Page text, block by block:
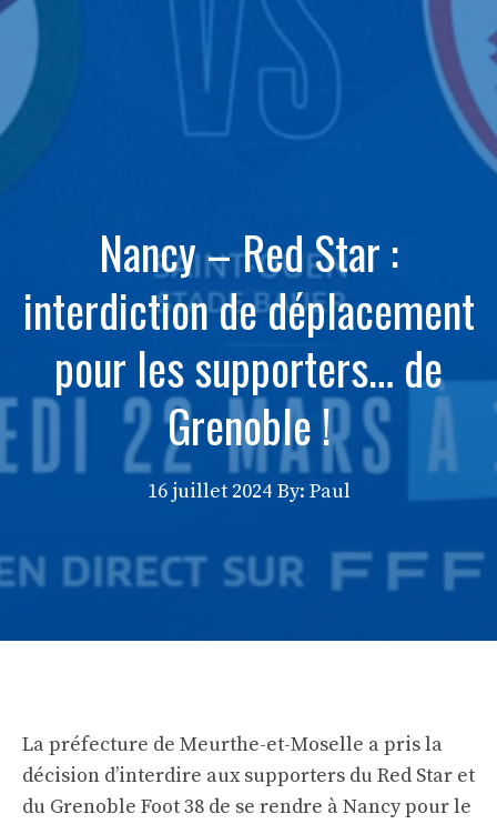
Nancy – Red Star :
interdiction de déplacement
pour les supporters… de
Grenoble !
16 juillet 2024 By: Paul
La préfecture de Meurthe-et-Moselle a pris la
décision d’interdire aux supporters du Red Star et
du Grenoble Foot 38 de se rendre à Nancy pour le